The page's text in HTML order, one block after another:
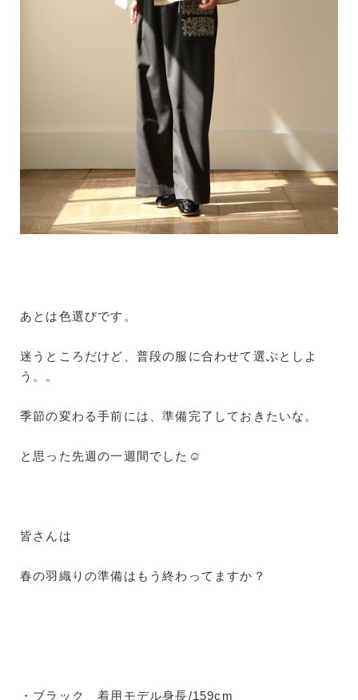
あとは色選びです。
迷うところだけど、普段の服に合わせて選ぶとしよ
う。。
季節の変わる手前には、準備完了しておきたいな。
と思った先週の一週間でした☺
皆さんは
春の羽織りの準備はもう終わってますか？
・ブラック 着用モデル身長/159cm